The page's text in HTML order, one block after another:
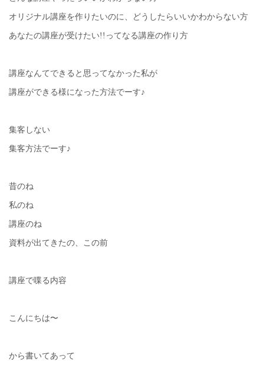
オリジナル講座を作りたいのに、どうしたらいいかわからない方
あなたの講座が受けたい!!ってなる講座の作り方
講座なんてできると思ってなかった私が
講座ができる様になった方法でーす♪
集客しない
集客方法でーす♪
昔のね
私のね
講座のね
資料が出てきたの、この前
講座で喋る内容
こんにちは〜
から書いてあって